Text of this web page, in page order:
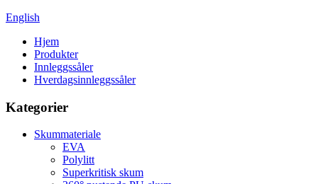
English
Hjem
Produkter
Innleggssåler
Hverdagsinnleggssåler
Kategorier
Skummateriale
EVA
Polylitt
Superkritisk skum